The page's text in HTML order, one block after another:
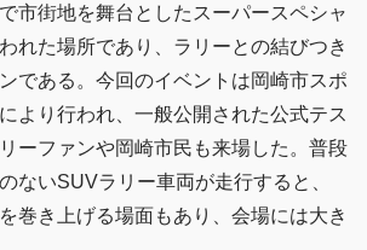
市街地を舞台としたスーパースペシャ
れた場所であり、ラリーとの結びつき
である。今回のイベントは岡崎市スポ
より行われ、一般公開された公式テス
ーファンや岡崎市民も来場した。普段
ないSUVラリー車両が走行すると、
巻き上げる場面もあり、会場には大き